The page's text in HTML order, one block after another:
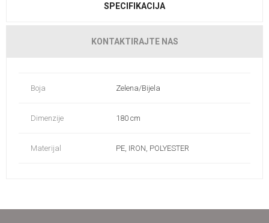
SPECIFIKACIJA
KONTAKTIRAJTE NAS
Boja Zelena/Bijela
Dimenzije 180 cm
Materijal PE, IRON, POLYESTER